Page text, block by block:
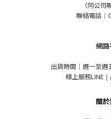
（同公司
聯絡電話｜
網
出貨時間｜週一至
線上服務LINE ｜
關